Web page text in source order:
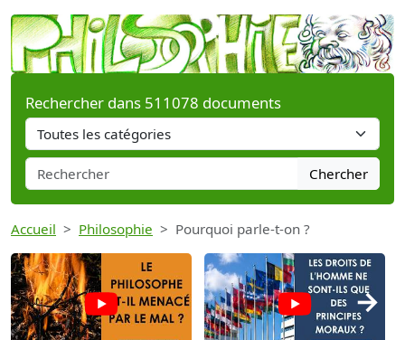
Rechercher dans 511078 documents
Chercher
Accueil Philosophie Pourquoi parle-t-on ?
→